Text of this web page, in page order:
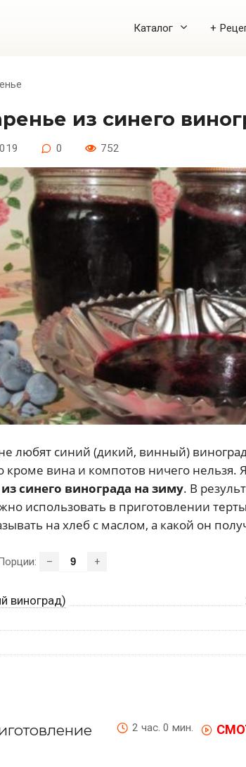
Каталог +
из синего
0 752
любят синий (дикий, винный)
кроме вина и компотов ничего нельзя.
синего винограда на зиму. В
использовать в приготовлении
на хлеб с маслом, а какой он
– +
виноград)
2 час. 0 мин.